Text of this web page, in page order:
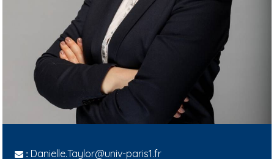
: Danielle.Taylor@univ-paris1.fr